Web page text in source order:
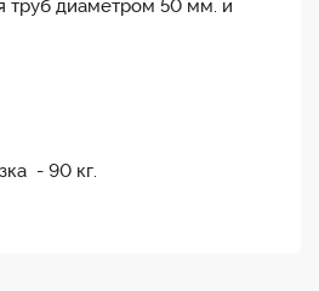
труб диаметром 50 мм. и
- 90 кг.